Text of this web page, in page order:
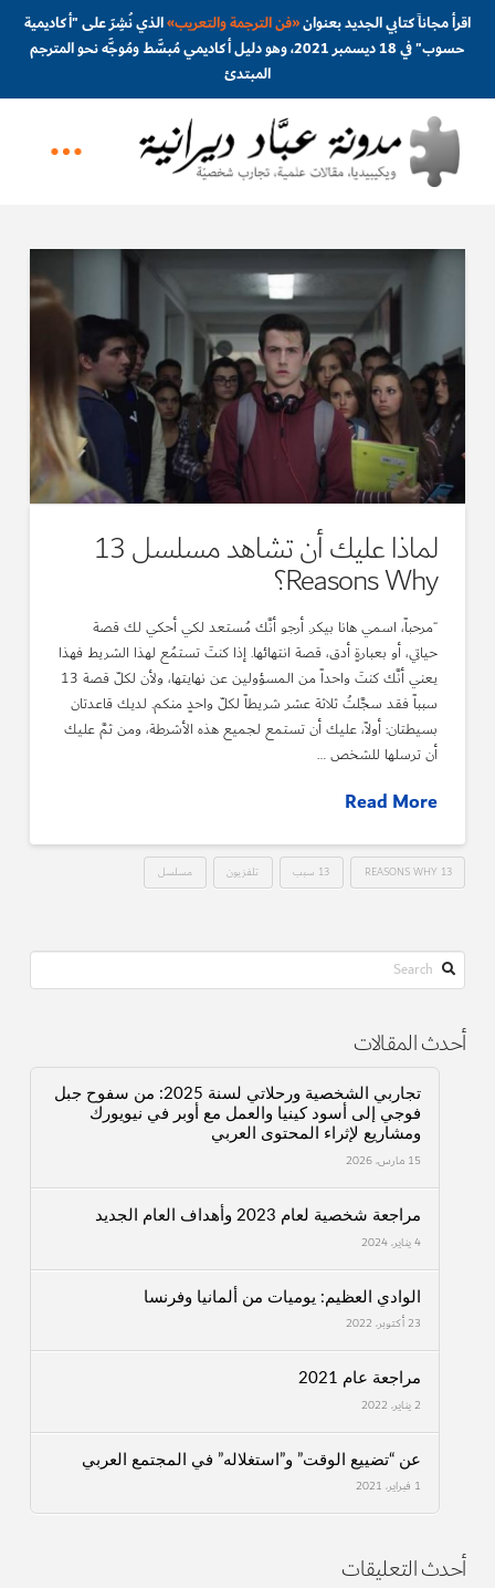
اقرأ مجاناً كتابي الجديد بعنوان«فن الترجمة والتعريب»الذي نُشِرَ على "أكاديمية
حسوب" في 18 ديسمبر 2021، وهو دليل أكاديمي مُبسَّط ومُوجَّه نحو المترجم
المبتدئ
لماذا عليك أن تشاهد مسلسل 13
Reasons Why؟
“مرحباً، اسمي هانا بيكر. أرجو أنَّك مُستعد لكي أحكي لك قصة
حياتي، أو بعبارةٍ أدق، قصة انتهائها. إذا كنتَ تستمُع لهذا الشريط فهذا
يعني أنَّك كنتَ واحداً من المسؤولين عن نهايتها، ولأن لكلّ قصة 13
سبباً فقد سجَّلتُ ثلاثة عشر شريطاً لكلّ واحدٍ منكم. لديك قاعدتان
بسيطتان: أولاً، عليك أن تستمع لجميع هذه الأشرطة، ومن ثمَّ عليك
أن ترسلها للشخص …
Read More
13 REASONS WHY 13 سبب تلفزيون مسلسل
Search
أحدث المقالات
تجاربي الشخصية ورحلاتي لسنة 2025: من سفوح جبل
فوجي إلى أسود كينيا والعمل مع أوبر في نيويورك
ومشاريع لإثراء المحتوى العربي
15 مارس، 2026
مراجعة شخصية لعام 2023 وأهداف العام الجديد
4 يناير، 2024
الوادي العظيم: يوميات من ألمانيا وفرنسا
23 أكتوبر، 2022
مراجعة عام 2021
2 يناير، 2022
عن “تضييع الوقت” و”استغلاله” في المجتمع العربي
1 فبراير، 2021
أحدث التعليقات